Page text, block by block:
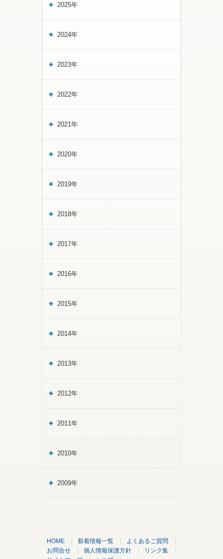
2025年
2024年
2023年
2022年
2021年
2020年
2019年
2018年
2017年
2016年
2015年
2014年
2013年
2012年
2011年
2010年
2009年
HOME | 新着情報一覧 | よくあるご質問
|
お問合せ
| 個人情報保護方針 | リンク集
|